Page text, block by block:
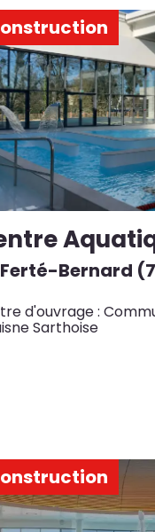
Bernard
d'ouvrage :
Sarthoise